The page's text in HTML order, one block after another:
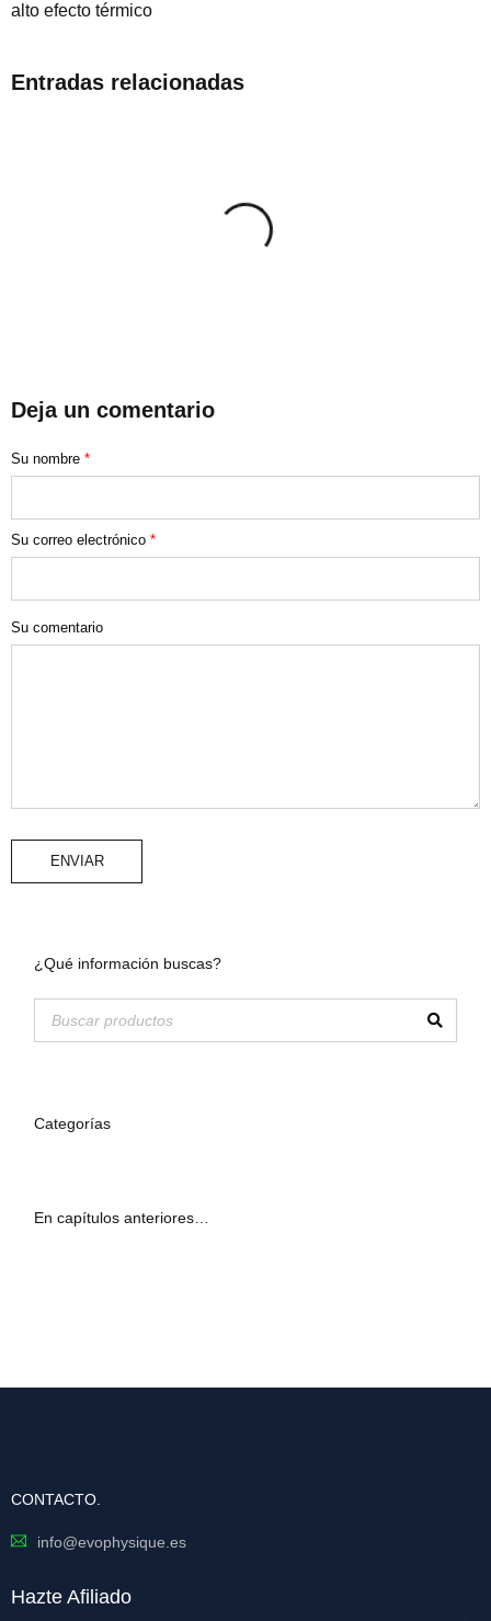
alto efecto térmico
Entradas relacionadas
Deja un comentario
Su nombre *
Su correo electrónico *
Su comentario
ENVIAR
¿Qué información buscas?
Categorías
En capítulos anteriores…
CONTACTO.
info@evophysique.es
Hazte Afiliado